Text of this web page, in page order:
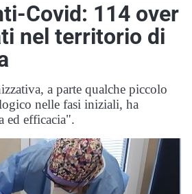
Covid: 114 over
nel territorio di
a parte qualche piccolo
nelle fasi iniziali, ha
ed efficacia".